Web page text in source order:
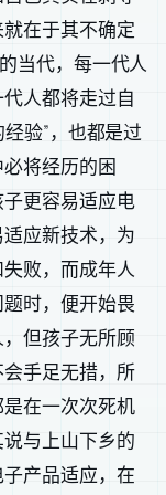
在于其不确定
当代，每一代人
人都将走过自
验”，也都是过
将经历的困
更容易适应电
应新技术，为
败，而成年人
时，便开始畏
但孩子无所顾
手足无措，所
在一次次死机
与上山下乡的
产品适应，在